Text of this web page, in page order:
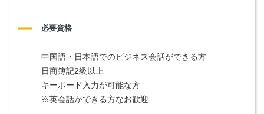
必要資格
中国語・日本語でのビジネス会話ができる方
日商簿記2級以上
キーボード入力が可能な方
※英会話ができる方なお歓迎